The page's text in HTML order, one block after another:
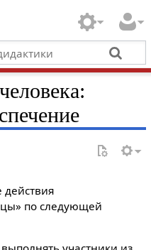
по следующей